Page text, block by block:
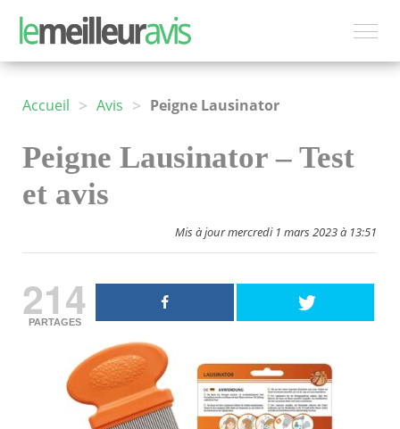
Accueil > Avis > Peigne Lausinator
Peigne Lausinator – Test
et avis
Mis à jour mercredi 1 mars 2023 à 13:51
214
PARTAGES